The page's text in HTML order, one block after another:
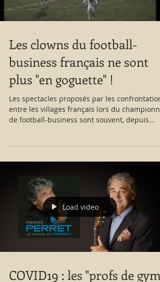
Les clowns du football-
business français ne sont
plus "en goguette" !
Les spectacles proposés par les
entre les villages français lors du
de football-business sont souvent, depuis...
Load video
COVID19 : les "profs de gym"